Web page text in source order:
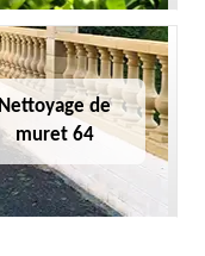
Nettoyage de
muret 64